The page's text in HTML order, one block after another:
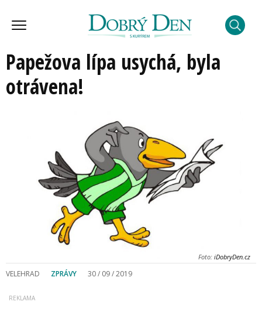
Papežova lípa usychá, byla
otrávena!
Foto: iDobryDen.cz
VELEHRAD ZPRÁVY 30 / 09 / 2019